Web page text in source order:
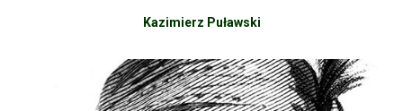
Kazimierz Puławski